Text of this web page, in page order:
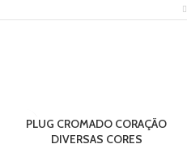
PLUG CROMADO CORAÇÃO
DIVERSAS CORES